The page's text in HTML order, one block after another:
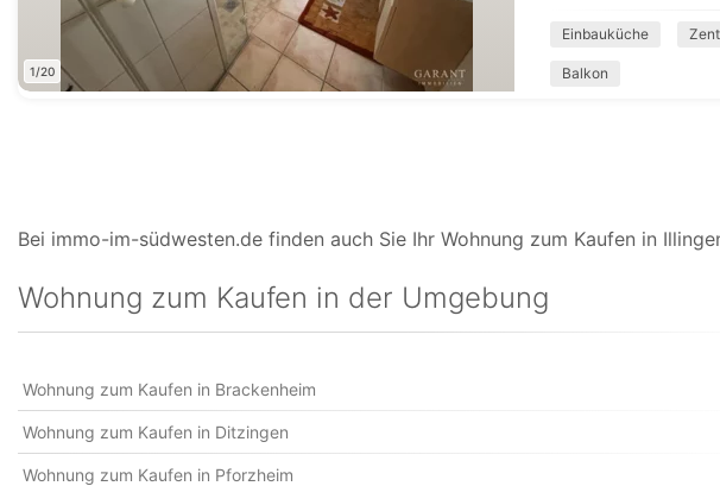
1/20
Einbauküche
Balkon
Bei immo-im-südwesten.de finden auch Sie Ihr Wohnung zum Kaufen in
Wohnung zum Kaufen in der Umgebung
Wohnung zum Kaufen in Brackenheim
Wohnung zum Kaufen in Ditzingen
Wohnung zum Kaufen in Pforzheim